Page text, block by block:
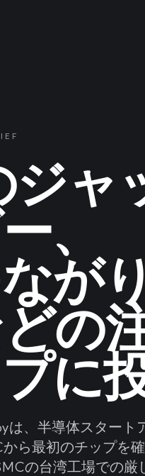
ャ
、
が
の
に
は、半導体スタート
ら最初のチップを
の台湾工場での厳